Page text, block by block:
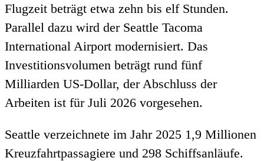
Flugzeit beträgt etwa zehn bis elf Stunden.
Parallel dazu wird der Seattle Tacoma
International Airport modernisiert. Das
Investitionsvolumen beträgt rund fünf
Milliarden US-Dollar, der Abschluss der
Arbeiten ist für Juli 2026 vorgesehen.
Seattle verzeichnete im Jahr 2025 1,9 Millionen
Kreuzfahrtpassagiere und 298 Schiffsanläufe.